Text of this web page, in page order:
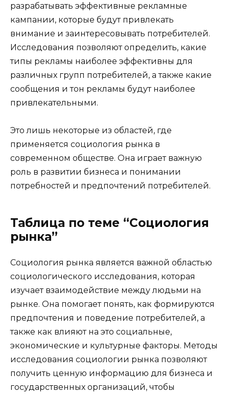
разрабатывать эффективные рекламные
кампании, которые будут привлекать
внимание и заинтересовывать потребителей.
Исследования позволяют определить, какие
типы рекламы наиболее эффективны для
различных групп потребителей, а также какие
сообщения и тон рекламы будут наиболее
привлекательными.
Это лишь некоторые из областей, где
применяется социология рынка в
современном обществе. Она играет важную
роль в развитии бизнеса и понимании
потребностей и предпочтений потребителей.
Таблица по теме “Социология
рынка”
Социология рынка является важной областью
социологического исследования, которая
изучает взаимодействие между людьми на
рынке. Она помогает понять, как формируются
предпочтения и поведение потребителей, а
также как влияют на это социальные,
экономические и культурные факторы. Методы
исследования социологии рынка позволяют
получить ценную информацию для бизнеса и
государственных организаций, чтобы